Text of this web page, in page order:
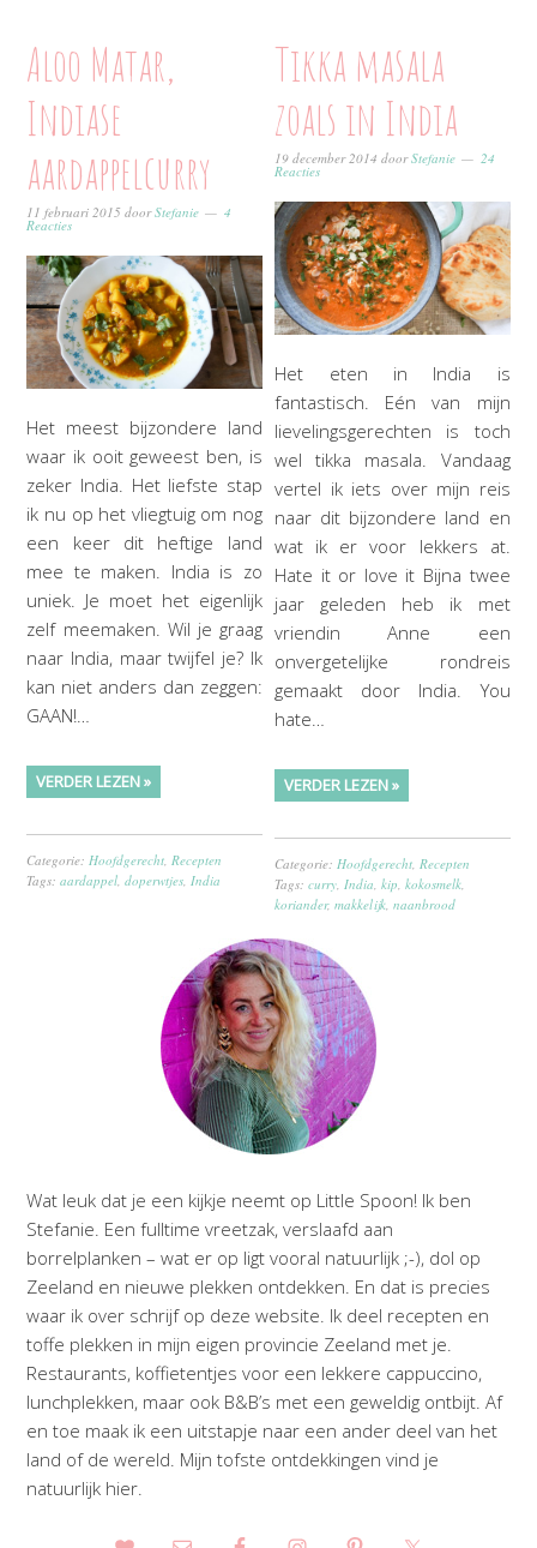
Aloo Matar,
Indiase
aardappelcurry
11 februari 2015 doorStefanie 4
Reacties
Het meest bijzondere land
waar ik ooit geweest ben, is
zeker India. Het liefste stap
ik nu op het vliegtuig om nog
een keer dit heftige land
mee te maken. India is zo
uniek. Je moet het eigenlijk
zelf meemaken. Wil je graag
naar India, maar twijfel je? Ik
kan niet anders dan zeggen:
GAAN!…
VERDER LEZEN »
Categorie: Hoofdgerecht Recepten
Tags:aardappel ,doperwtjes India
Tikka masala
zoals in India
19 december 2014 doorStefanie 24
Reacties
Het eten in India is
fantastisch. Eén van mijn
lievelingsgerechten is toch
wel tikka masala. Vandaag
vertel ik iets over mijn reis
naar dit bijzondere land en
wat ik er voor lekkers at.
Hate it or love it Bijna twee
jaar geleden heb ik met
vriendin Anne een
onvergetelijke rondreis
gemaakt door India. You
hate…
VERDER LEZEN »
Categorie: Hoofdgerecht Recepten
Tags:curry India ,kip ,kokosmelk
koriander,makkelijk ,naanbrood
Wat leuk dat je een kijkje neemt op Little Spoon! Ik ben
Stefanie. Een fulltime vreetzak, verslaafd aan
borrelplanken – wat er op ligt vooral natuurlijk ;-), dol op
Zeeland en nieuwe plekken ontdekken. En dat is precies
waar ik over schrijf op deze website. Ik deel recepten en
toffe plekken in mijn eigen provincie Zeeland met je.
Restaurants, koffietentjes voor een lekkere cappuccino,
lunchplekken, maar ook B&B’s met een geweldig ontbijt. Af
en toe maak ik een uitstapje naar een ander deel van het
land of de wereld. Mijn tofste ontdekkingen vind je
natuurlijk hier.